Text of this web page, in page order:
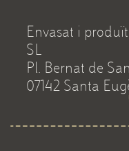
Envasat i
SL
Pl. Bernat de
07142 Santa